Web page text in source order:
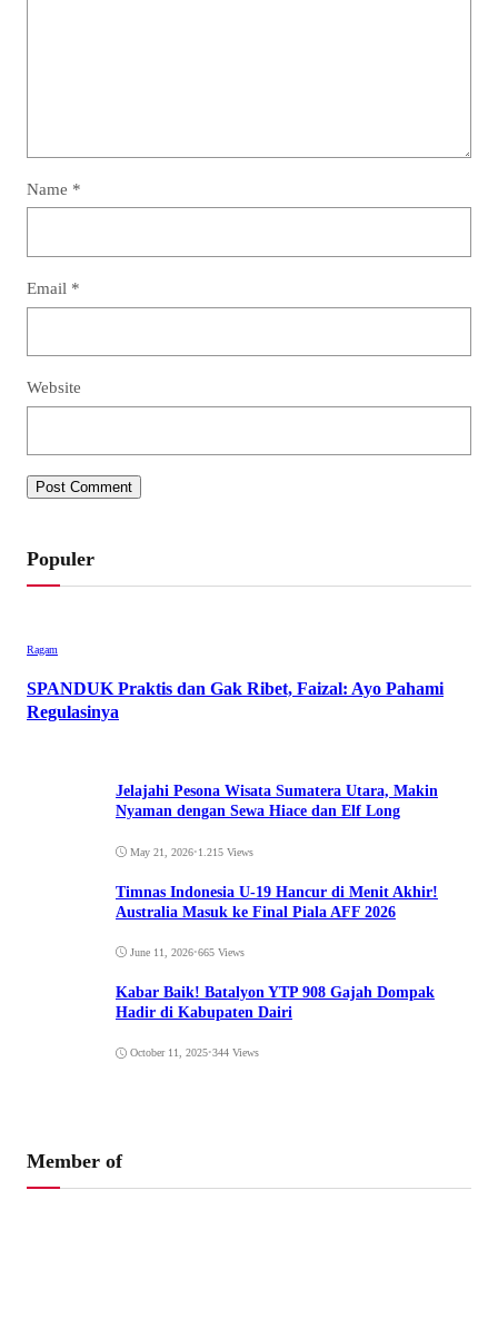
Name *
Email *
Website
Populer
Ragam
SPANDUK Praktis dan Gak Ribet, Faizal: Ayo Pahami
Regulasinya
Jelajahi Pesona Wisata Sumatera Utara, Makin
Nyaman dengan Sewa Hiace dan Elf Long
May 21, 2026•1.215 Views
Timnas Indonesia U-19 Hancur di Menit Akhir!
Australia Masuk ke Final Piala AFF 2026
June 11, 2026•665 Views
Kabar Baik! Batalyon YTP 908 Gajah Dompak
Hadir di Kabupaten Dairi
October 11, 2025•344 Views
Member of